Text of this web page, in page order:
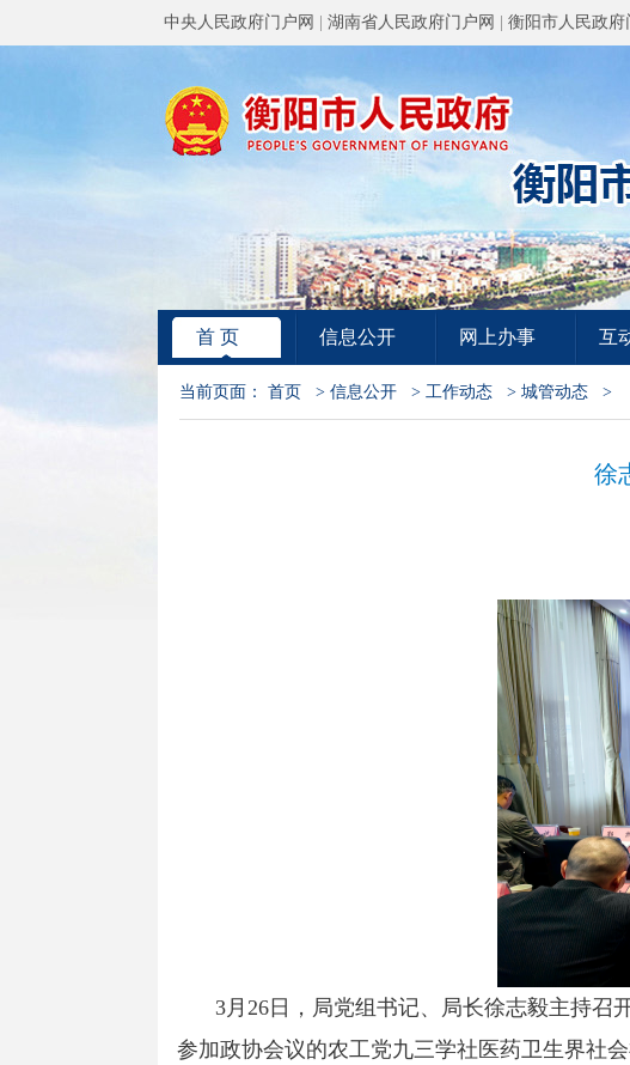
中央人民政府门户网 湖南省人民政府门户网 衡阳市人民政府
首 页 信息公开 网上办事 互
当前页面： 首页 > 信息公开 > 工作动态 > 城管动态 >
徐
3月26日，局党组书记、局长徐志毅主持召
参加政协会议的农工党九三学社医药卫生界社